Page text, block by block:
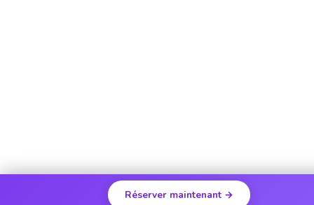
Réserver maintenant →